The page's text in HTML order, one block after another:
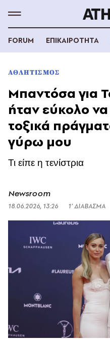
FORUM ΕΠΙΚΑΙΡΟΤΗΤΑ
ΑΘΛΗΤΙΣΜΟΣ
Μπαντόσα για
ήταν εύκολο
τοξικά
γύρω μου
Τι είπε η τενίστρια
Newsroom
18.06.2026, 13:26 1’ ΔΙΑΒΑΣΜΑ